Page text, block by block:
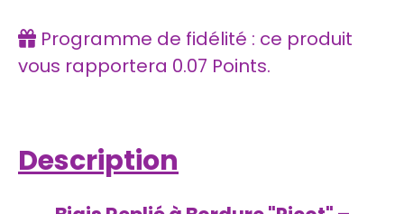
Programme de fidélité : ce produit
vous rapportera 0.07 Points.
Description